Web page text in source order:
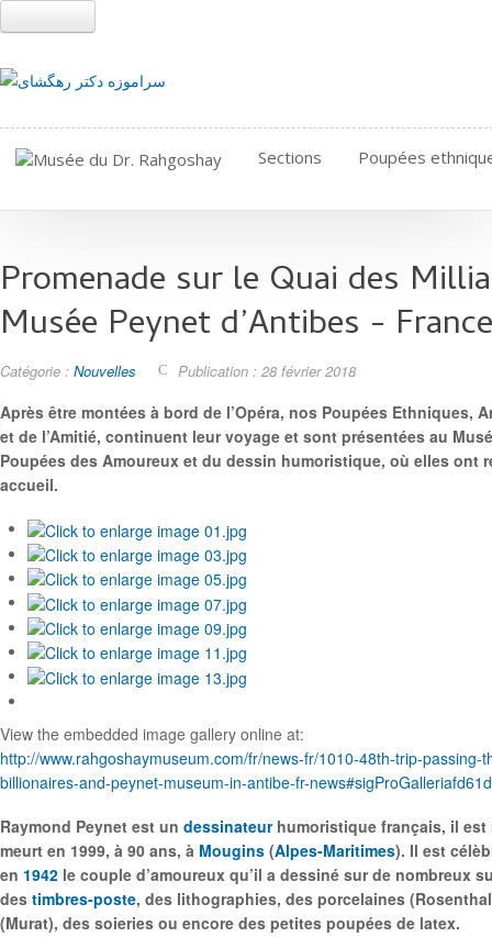
Sections Poupées
Promenade sur le Quai des
Musée Peynet d’Antibes - France
Catégorie : Nouvelles Publication : 28 février 2018
Après être montées à bord de l’Opéra, nos Poupées Ethniques,
et de l’Amitié, continuent leur voyage et sont présentées au
Poupées des Amoureux et du dessin humoristique, où elles ont
accueil.
View the embedded image gallery online at:
http://www.rahgoshaymuseum.com/fr/news-fr/1010-48th-trip-passing-
billionaires-and-peynet-museum-in-antibe-fr-
Raymond Peynet est un dessinateurhumoristique français, il est
meurt en 1999, à 90 ans, à Mougins (Alpes-Maritimes). Il est
en 1942 le couple d’amoureux qu’il a dessiné sur de nombreux
des timbres-poste, des lithographies, des porcelaines
(Murat), des soieries ou encore des petites poupées de latex.